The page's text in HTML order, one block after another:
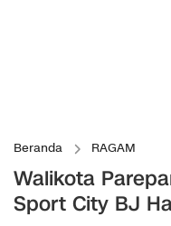
Beranda RAGAM
Walikota
Sport City BJ